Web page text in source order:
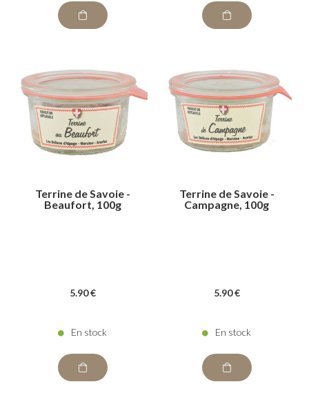
Terrine de Savoie -
Beaufort, 100g
5.90 €
En stock
Terrine de Savoie -
Campagne, 100g
5.90 €
En stock